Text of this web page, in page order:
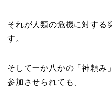
それが人類の危機に対する
す。
そして一か八かの「神頼み
参加させられても、